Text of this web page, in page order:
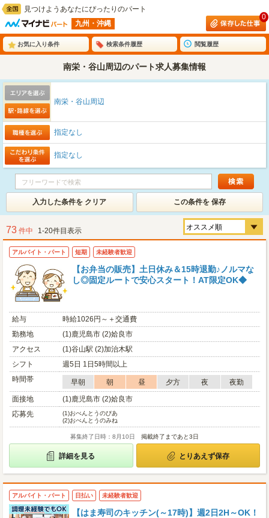
見つけようあなたにぴったりのパート
九州・沖縄
0
お気に入り条件 検索条件履歴 閲覧履歴
南栄・谷山周辺のパート求人募集情報
南栄・谷山周辺
指定なし
指定なし
入力した条件を クリア この条件を 保存
73 件中 1-20件目表示
アルバイト・パート 短期 未経験者歓迎
【お弁当の販売】土日休み＆15時退勤♪ノルマな
し◎固定ルートで安心スタート！AT限定OK◆
給与
時給1026円～＋交通費
勤務地
(1)鹿児島市 (2)姶良市
アクセス
(1)谷山駅 (2)加治木駅
シフト
週5日 1日5時間以上
時間帯
早朝 朝 昼 夕方 夜
夜勤
面接地
(1)鹿児島市 (2)姶良市
応募先
(1)おべんとうのぴあ
(2)おべんとうのみね
募集終了日時：8月10日 掲載終了まであと3日
詳細を見る とりあえず保存
アルバイト・パート 日払い 未経験者歓迎
【はま寿司のキッチン(～17時)】週2日2H～OK！